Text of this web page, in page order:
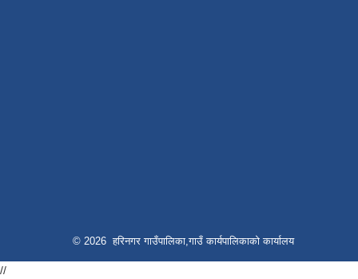
© 2026 हरिनगर गाउँपालिका,गाउँ कार्यपालिकाको कार्यालय
//